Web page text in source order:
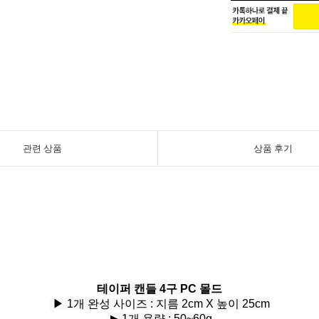
관련 상품 상품 후기
테이퍼 캔들 4구 PC 몰드
▶ 1개 완성 사이즈 : 지름 2cm X 높이 25cm